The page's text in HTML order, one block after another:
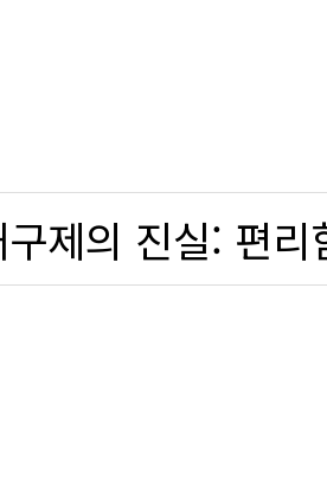
제의 진실: 편